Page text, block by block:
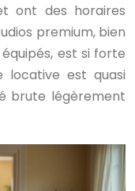
ont des horaires
premium, bien
est si forte
locative est quasi
brute légèrement